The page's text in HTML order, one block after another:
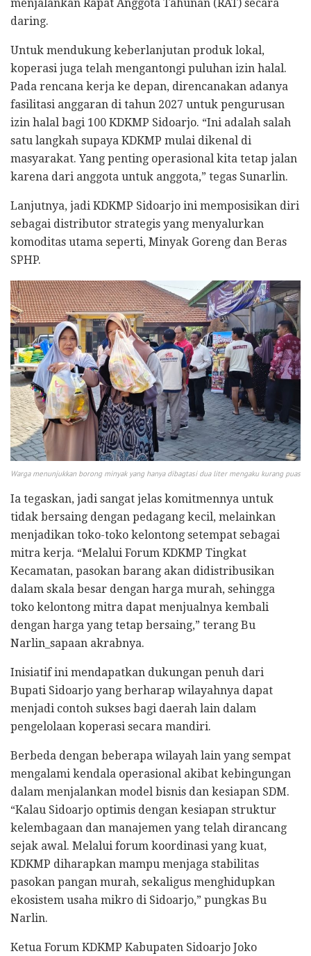
menjalankan Rapat Anggota Tahunan (RAT) secara
daring.
​Untuk mendukung keberlanjutan produk lokal,
koperasi juga telah mengantongi puluhan izin halal.
Pada rencana kerja ke depan, direncanakan adanya
fasilitasi anggaran di tahun 2027 untuk pengurusan
izin halal bagi 100 KDKMP Sidoarjo. “Ini adalah salah
satu langkah supaya KDKMP mulai dikenal di
masyarakat. Yang penting operasional kita tetap jalan
karena dari anggota untuk anggota,” tegas Sunarlin.
​Lanjutnya, jadi ​KDKMP Sidoarjo ini memposisikan diri
sebagai distributor strategis yang menyalurkan
komoditas utama seperti, Minyak Goreng dan Beras
SPHP.
Warga menunjukkan borong minyak yang hanya dibagtasi dua liter mengaku kurang puas
​Ia tegaskan, jadi sangat jelas komitmennya untuk
tidak bersaing dengan pedagang kecil, melainkan
menjadikan toko-toko kelontong setempat sebagai
mitra kerja. “Melalui Forum KDKMP Tingkat
Kecamatan, pasokan barang akan didistribusikan
dalam skala besar dengan harga murah, sehingga
toko kelontong mitra dapat menjualnya kembali
dengan harga yang tetap bersaing,” terang Bu
Narlin_sapaan akrabnya.
​Inisiatif ini mendapatkan dukungan penuh dari
Bupati Sidoarjo yang berharap wilayahnya dapat
menjadi contoh sukses bagi daerah lain dalam
pengelolaan koperasi secara mandiri.
​Berbeda dengan beberapa wilayah lain yang sempat
mengalami kendala operasional akibat kebingungan
dalam menjalankan model bisnis dan kesiapan SDM.
“Kalau Sidoarjo optimis dengan kesiapan struktur
kelembagaan dan manajemen yang telah dirancang
sejak awal. Melalui forum koordinasi yang kuat,
KDKMP diharapkan mampu menjaga stabilitas
pasokan pangan murah, sekaligus menghidupkan
ekosistem usaha mikro di Sidoarjo,” pungkas Bu
Narlin.
Ketua Forum KDKMP Kabupaten Sidoarjo Joko